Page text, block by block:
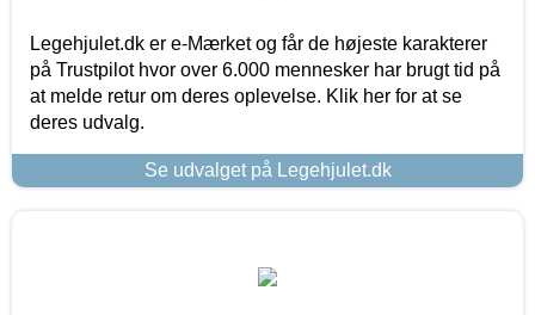
Legehjulet.dk er e-Mærket og får de højeste karakterer
på Trustpilot hvor over 6.000 mennesker har brugt tid på
at melde retur om deres oplevelse. Klik her for at se
deres udvalg.
Se udvalget på Legehjulet.dk